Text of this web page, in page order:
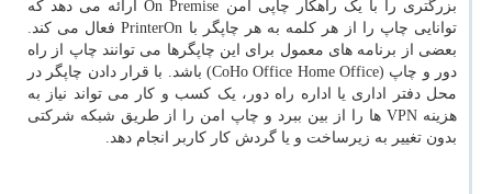
بزرگتری را با یک راهکار چاپی امن On Premiseارائه می دهد که
توانایی چاپ را از هر کلمه به هر چاپگر با PrinterOnفعال می کند.
بعضی از برنامه های معمول برای این چاپگرها می توانند چاپ از راه
دور و چاپ (CoHo Office Home Office) باشد. با قرار دادن چاپگر در
محل دفتر اداری یا اداره راه دور، یک کسب و کار می تواند نیاز به
هزینه VPN ها را از بین ببرد و چاپ امن را از طریق شبکه شرکتی
بدون تغییر به زیرساخت و یا گردش کار کاربر انجام دهد.